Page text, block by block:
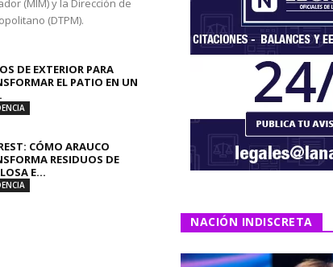
(MIM) y la Dirección de
(DTPM).
DE EXTERIOR PARA
EL PATIO EN UN
CÓMO ARAUCO
RESIDUOS DE
E...
NACIÓN INDISCRETA